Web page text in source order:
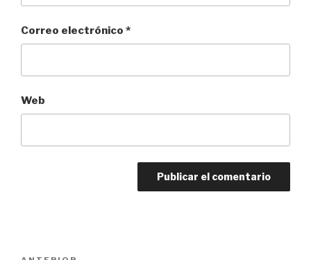
Correo electrónico *
Web